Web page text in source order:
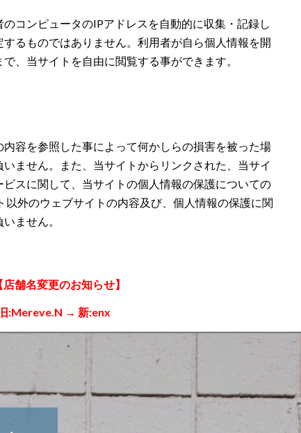
コンピュータのIPアドレスを自動的に収集・記録し
るものではありません。利用者が自ら個人情報を開
、当サイトを自由に閲覧する事ができます。
容を参照した事によって何かしらの損害を被った場
ません。また、当サイトからリンクされた、当サイ
スに関して、当サイトの個人情報の保護についての
以外のウェブサイトの内容及び、個人情報の保護に関
ません。
舗名変更のお知らせ】
:Mereve.N → 新:enx